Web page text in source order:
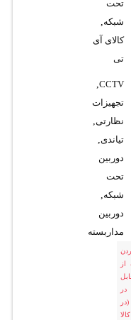
تحت
شبکه,
کالای آی
تی
CCTV
,
تجهیزات
نظارتی,
تیاندی,
دوربین
تحت
شبکه,
دوربین
مداربسته
از